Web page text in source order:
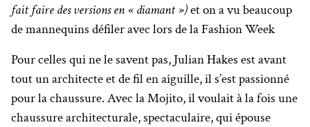
fait faire des versions en « diamant »)et on a vu beaucoup
de mannequins défiler avec lors de la Fashion Week
Pour celles qui ne le savent pas, Julian Hakes est avant
tout un architecte et de fil en aiguille, il s’est passionné
pour la chaussure. Avec la Mojito, il voulait à la fois une
chaussure architecturale, spectaculaire, qui épouse